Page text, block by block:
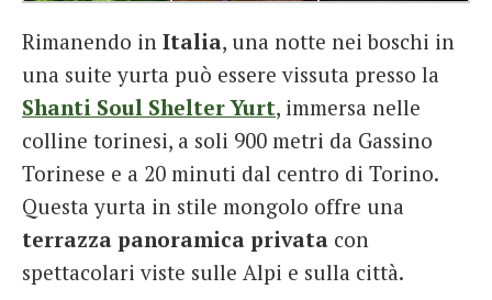
Rimanendo in Italia, una notte nei boschi in
una suite yurta può essere vissuta presso la
Shanti Soul Shelter Yurt, immersa nelle
colline torinesi, a soli 900 metri da Gassino
Torinese e a 20 minuti dal centro di Torino.
Questa yurta in stile mongolo offre una
terrazza panoramica privata con
spettacolari viste sulle Alpi e sulla città.